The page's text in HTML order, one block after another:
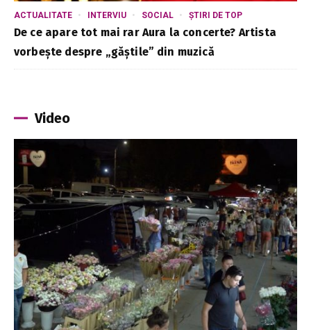
ACTUALITATE INTERVIU SOCIAL ȘTIRI DE TOP
De ce apare tot mai rar Aura la concerte? Artista
vorbește despre „găștile” din muzică
Video